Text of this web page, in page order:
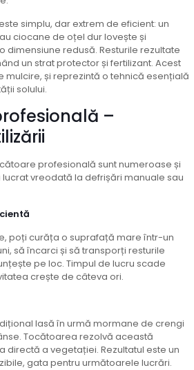
simplu, dar extrem de eficient: un
ciocane de oțel dur lovește și
dimensiune redusă. Resturile rezultate
un strat protector și fertilizant. Acest
și reprezintă o tehnică esențială
solului.
–
profesională sunt numeroase și
vreodată la defrișări manuale sau
poți curăța o suprafață mare într-un
să încarci și să transporți resturile
pe loc. Timpul de lucru scade
crește de câteva ori.
lasă în urmă mormane de crengi
Tocătoarea rezolvă această
directă a vegetației. Rezultatul este un
gata pentru următoarele lucrări.